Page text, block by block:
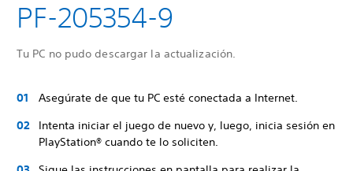
PF-205354-9
Tu PC no pudo descargar la actualización.
Asegúrate de que tu PC esté conectada a Internet.
Intenta iniciar el juego de nuevo y, luego, inicia sesión en
PlayStation® cuando te lo soliciten.